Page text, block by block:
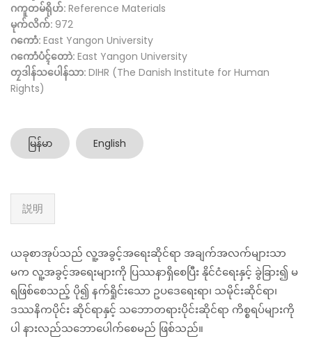
ဂကူတမ်ရိုဟ်: Reference Materials
မုက်လိက်: 972
ဂကောံ: East Yangon University
ဂကောံပံၚ်တောဲ: East Yangon University
တၠဒါန်သပေါန်သာ: DIHR (The Danish Institute for Human
Rights)
မြန်မာ English
説明
ယခုစာအုပ်သည် လူ့အခွင့်အရေးဆိုင်ရာ အချက်အလက်များသာ
မက လူ့အခွင့်အရေးများကို ပြဿနာရှိစေပြီး နိုင်ငံရေးနှင့် ခွဲခြား၍ မ
ရဖြစ်စေသည့် ပို၍ နက်ရှိုင်းသော ဥပဒေရေးရာ၊ သမိုင်းဆိုင်ရာ၊
ဒဿနိကပိုင်း ဆိုင်ရာနှင့် သဘောတရားပိုင်းဆိုင်ရာ ကိစ္စရပ်များကို
ပါ နားလည်သဘောပေါက်စေမည် ဖြစ်သည်။